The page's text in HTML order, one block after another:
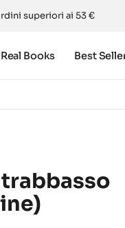
superiori ai 53 €
Books Best